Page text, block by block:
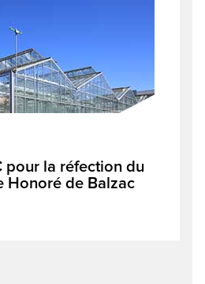
pour la réfection du
Honoré de Balzac